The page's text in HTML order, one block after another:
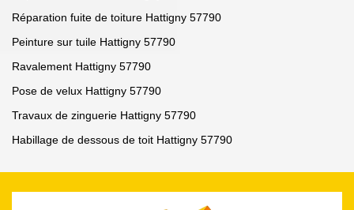
Réparation fuite de toiture Hattigny 57790
Peinture sur tuile Hattigny 57790
Ravalement Hattigny 57790
Pose de velux Hattigny 57790
Travaux de zinguerie Hattigny 57790
Habillage de dessous de toit Hattigny 57790